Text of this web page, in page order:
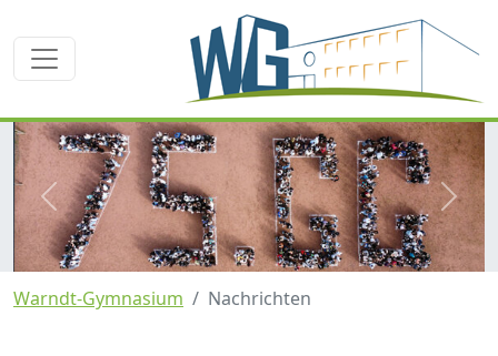
zurück
Warndt-Gymnasium Nachrichten